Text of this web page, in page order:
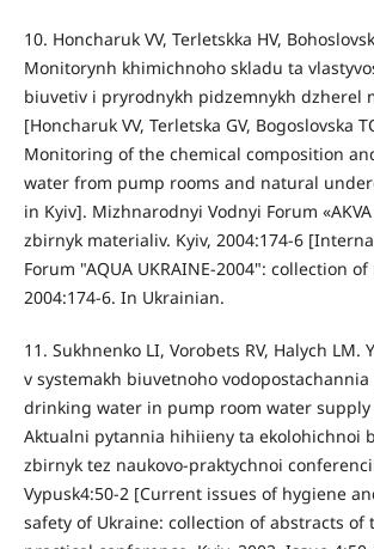
10. Honcharuk VV, Terletskka HV,
Monitorynh khimichnoho skladu ta
biuvetiv i pryrodnykh pidzemnykh dzherel
[Honcharuk VV, Terletska GV, Bogoslovska
Monitoring of the chemical composition
water from pump rooms and natural
in Kyiv]. Mizhnarodnyi Vodnyi Forum «AKVA
zbirnyk materialiv. Kyiv, 2004:174-6
Forum "AQUA UKRAINE-2004": collection
2004:174-6. In Ukrainian.
11. Sukhnenko LI, Vorobets RV, Halych LM.
v systemakh biuvetnoho
drinking water in pump room water supply
Aktualni pytannia hihiieny ta ekolohichnoi
zbirnyk tez naukovo-praktychnoi
Vypusk4:50-2 [Current issues of hygiene
safety of Ukraine: collection of abstracts of